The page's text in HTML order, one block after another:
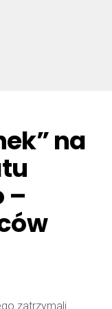
na
–
zatrzymali